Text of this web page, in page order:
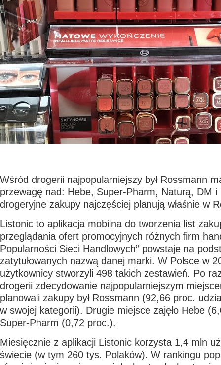
Wśród drogerii najpopularniejszy był Rossmann
przewagę nad: Hebe, Super-Pharm, Naturą, DM i
drogeryjne zakupy najczęściej planują właśnie w
Listonic to aplikacja mobilna do tworzenia list
przeglądania ofert promocyjnych różnych firm
Popularności Sieci Handlowych” powstaje na
zatytułowanych nazwą danej marki. W Polsce w
użytkownicy stworzyli 498 takich zestawień. Po
drogerii zdecydowanie najpopularniejszym
planowali zakupy był Rossmann (92,66 proc.
w swojej kategorii). Drugie miejsce zajęło Hebe
Super-Pharm (0,72 proc.).
Miesięcznie z aplikacji Listonic korzysta 1,4 mln
świecie (w tym 260 tys. Polaków). W rankingu